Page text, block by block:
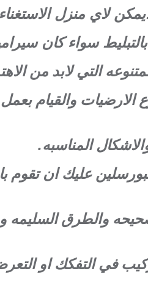
لاي منزل
بالتبليط سواء كان
التي لابد من
الارضيات والقيام
المناسبه.
عليك ان تقوم
والطرق السليمه
في التفكك او